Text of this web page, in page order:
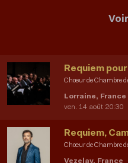
Chœur de Chambre
Requiem
Lorraine, France
ven. 14 août 20:30
Chœur de Chambre
Requiem,
Vezelay, France